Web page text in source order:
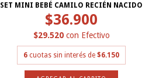
SET MINI BEBÉ CAMILO RECIÉN NACIDO
$36.900
$29.520 con Efectivo
6 cuotas sin interés de $6.150